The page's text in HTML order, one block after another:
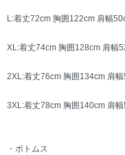
L:着丈72cm 胸囲122cm 肩幅
XL:着丈74cm 胸囲128cm 肩幅
2XL:着丈76cm 胸囲134cm 肩
3XL:着丈78cm 胸囲140cm 肩
・ボトムス